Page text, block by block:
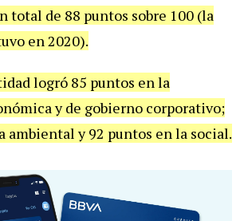
total de 88 puntos sobre 100 (la
en 2020).
logró 85 puntos en la
y de gobierno corporativo;
ambiental y 92 puntos en la social.